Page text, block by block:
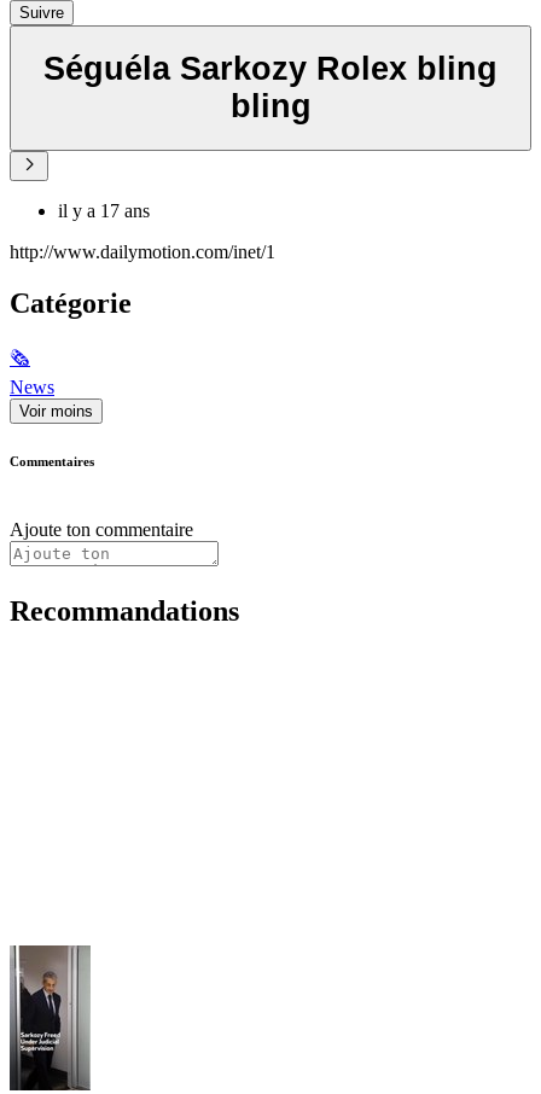
Suivre
Séguéla Sarkozy Rolex bling
bling
il y a 17 ans
http://www.dailymotion.com/inet/1
Catégorie
🗞
News
Voir moins
Commentaires
Ajoute ton commentaire
Recommandations